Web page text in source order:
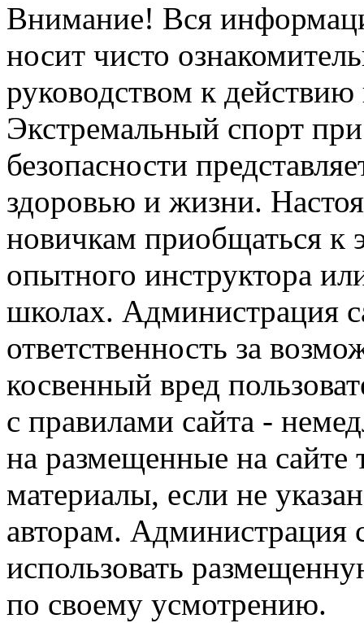
Внимание! Вся
носит чисто
руководством к
Экстремальный спорт
безопасности
здоровью и жизни.
новичкам приобщаться к
опытного инструктора
школах. Администрация
ответственность за
косвенный вред
с правилами сайта -
на размещенные на сайте
материалы, если не
авторам. Администрация
использовать
по своему усмотрению.